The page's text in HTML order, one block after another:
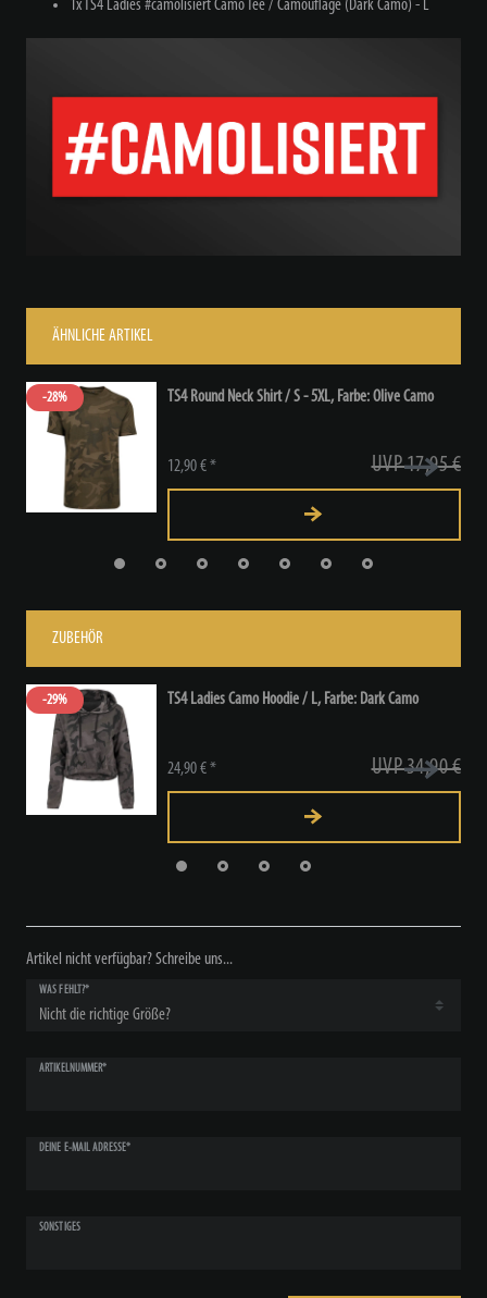
1x TS4 Ladies #camolisiert Camo Tee / Camouflage (Dark Camo) - L
ÄHNLICHE ARTIKEL
-28% TS4 Round Neck Shirt / S - 5XL, Farbe: Olive Camo
UVP 17,95 €
12,90 € *
ZUBEHÖR
-29% TS4 Ladies Camo Hoodie / L, Farbe: Dark Camo
UVP 34,90 €
24,90 € *
Artikel nicht verfügbar? Schreibe uns...
WAS FEHLT?*
ARTIKELNUMMER*
DEINE E-MAIL ADRESSE*
SONSTIGES